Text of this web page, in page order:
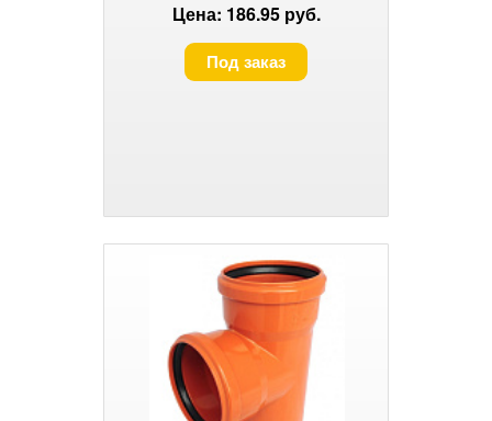
Цена: 186.95 руб.
Под заказ